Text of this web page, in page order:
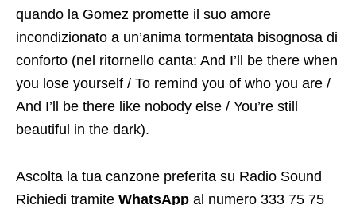
quando la Gomez promette il suo amore
incondizionato a un’anima tormentata bisognosa di
conforto (nel ritornello canta: And I’ll be there when
you lose yourself / To remind you of who you are /
And I’ll be there like nobody else / You’re still
beautiful in the dark).
Ascolta la tua canzone preferita su Radio Sound
Richiedi tramite WhatsApp al numero 333 75 75